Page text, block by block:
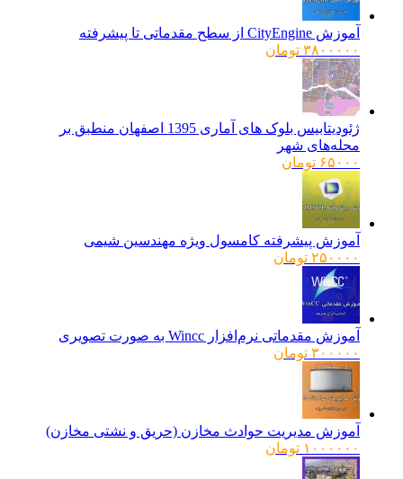
آموزش CityEngine از سطح مقدماتی تا پیشرفته
۳۸۰۰۰۰۰ تومان
ژئودیتابیس بلوک های آماری 1395 اصفهان منطبق بر
محله‌های شهر
۶۵۰۰۰ تومان
آموزش پیشرفته کامسول ویژه مهندسین شیمی
۲۵۰۰۰۰ تومان
آموزش مقدماتی نرم‌افزار Wincc به صورت تصویری
۳۰۰۰۰۰ تومان
آموزش مدیریت حوادث مخازن (حریق و نشتی مخازن)
۱۰۰۰۰۰۰ تومان